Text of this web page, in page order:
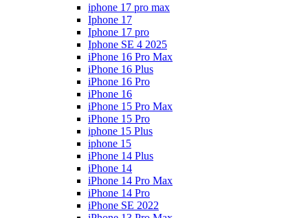
iphone 17 pro max
Iphone 17
Iphone 17 pro
Iphone SE 4 2025
iPhone 16 Pro Max
iPhone 16 Plus
iPhone 16 Pro
iPhone 16
iPhone 15 Pro Max
iPhone 15 Pro
iphone 15 Plus
iphone 15
iPhone 14 Plus
iPhone 14
iPhone 14 Pro Max
iPhone 14 Pro
iPhone SE 2022